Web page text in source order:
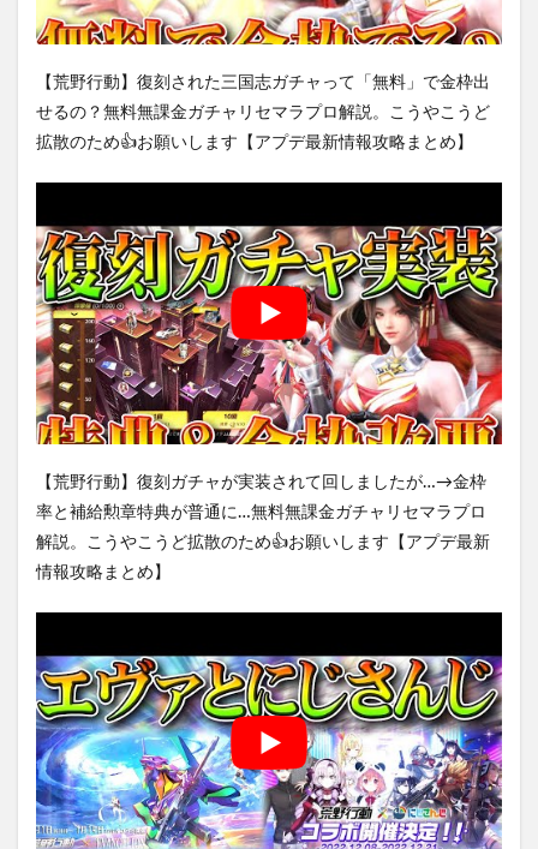
【荒野行動】復刻された三国志ガチャって「無料」で金枠出
せるの？無料無課金ガチャリセマラプロ解説。こうやこうど
拡散のため👍お願いします【アプデ最新情報攻略まとめ】
【荒野行動】復刻ガチャが実装されて回しましたが…→金枠
率と補給勲章特典が普通に…無料無課金ガチャリセマラプロ
解説。こうやこうど拡散のため👍お願いします【アプデ最新
情報攻略まとめ】